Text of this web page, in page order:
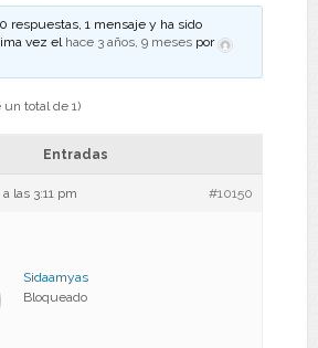
respuestas, 1 mensaje y ha sido
vez el hace 3 años, 9 meses por
un total de 1)
Entradas
las 3:11 pm #10150
Sidaamyas
Bloqueado